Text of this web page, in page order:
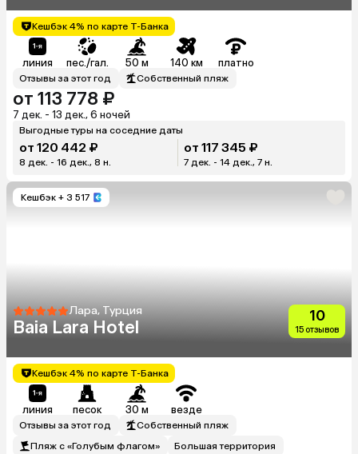
Кешбэк 4% по карте Т-Банка
линия пес./гал. 50 м 140 км платно
Отзывы за этот год Собственный пляж
от 113 778 ₽
7 дек. - 13 дек., 6 ночей
Выгодные туры на соседние даты
от 120 442 ₽
8 дек. - 16 дек., 8 н.
от 117 345 ₽
7 дек. - 14 дек., 7 н.
Кешбэк + 3 517
Лара, Турция
Baia Lara Hotel
10
15 отзывов
Кешбэк 4% по карте Т-Банка
линия песок 30 м везде
Отзывы за этот год
Собственный пляж
Пляж с «Голубым флагом»
Большая территория